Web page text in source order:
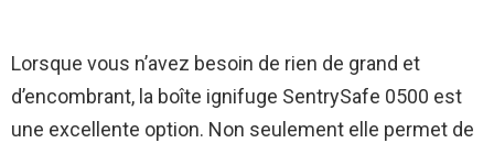
Lorsque vous n’avez besoin de rien de grand et
d’encombrant, la boîte ignifuge SentrySafe 0500 est
une excellente option. Non seulement elle permet de